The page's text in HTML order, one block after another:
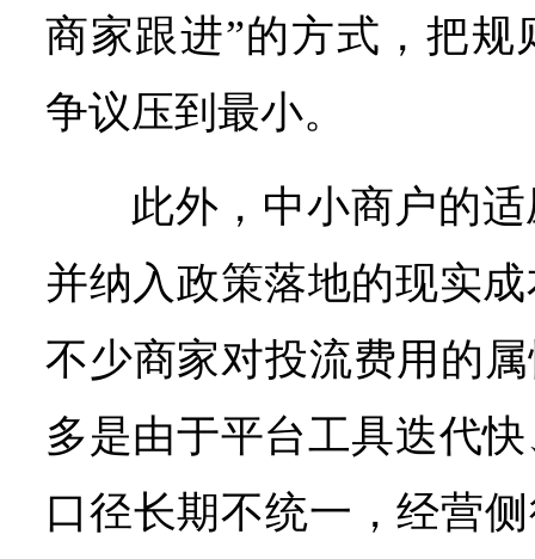
商家跟进”的方式，把
争议压到最小。
此外，中小商户的
并纳入政策落地的现实
不少商家对投流费用的
多是由于平台工具迭代
口径长期不统一，经营